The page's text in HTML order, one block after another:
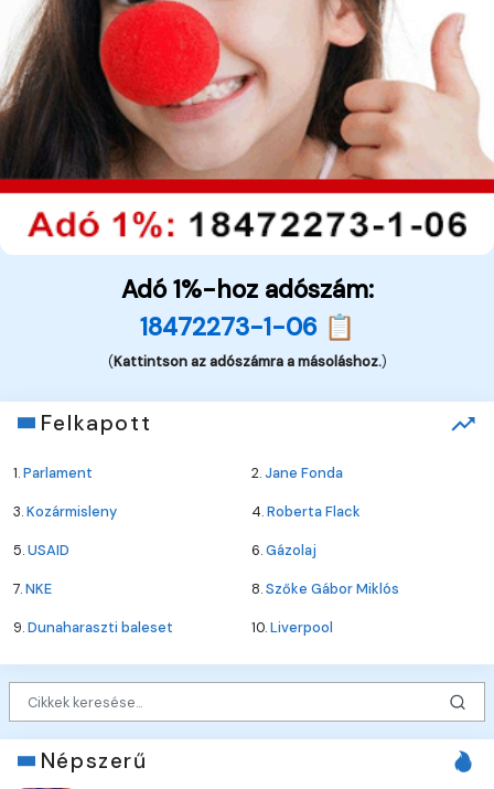
Adó 1%-hoz adószám:
18472273-1-06 📋
(Kattintson az adószámra a másoláshoz.)
Felkapott
1.Parlament 2.Jane Fonda
3.Kozármisleny 4.Roberta Flack
5.USAID 6.Gázolaj
7.NKE 8.Szőke Gábor Miklós
9.Dunaharaszti baleset 10.Liverpool
Népszerű